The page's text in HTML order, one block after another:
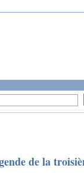
de la